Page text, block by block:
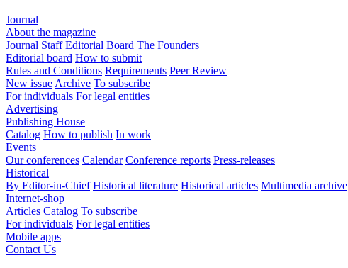
Journal
About the magazine
Journal Staff Editorial Board The Founders
Editorial board How to submit
Rules and Conditions Requirements Peer Review
New issue Archive To subscribe
For individuals For legal entities
Advertising
Publishing House
Catalog How to publish In work
Events
Our conferences Calendar Conference reports Press-releases
Historical
By Editor-in-Chief Historical literature Historical articles Multimedia archive
Internet-shop
Articles Catalog To subscribe
For individuals For legal entities
Mobile apps
Contact Us